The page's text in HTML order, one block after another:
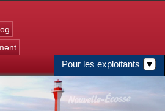
Pour les exploitants